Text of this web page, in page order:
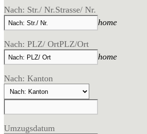
Nach: Str./ Nr.Strasse/ Nr.
home
Nach: PLZ/ OrtPLZ/Ort
home
Nach: Kanton
Umzugsdatum